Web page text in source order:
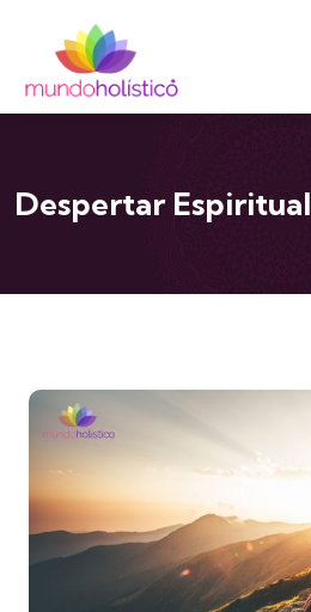
Despertar Espiritual